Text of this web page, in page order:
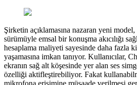
Şirketin açıklamasına nazaran yeni
sürümüyle emsal bir konuşma akıcılığı
hesaplama maliyeti sayesinde daha fazla
yaşamasına imkan tanıyor. Kullanıcılar,
ekranın sağ alt köşesinde yer alan ses
özelliği aktifleştirebiliyor. Fakat
mikrofona erişimine müsaade verilmesi